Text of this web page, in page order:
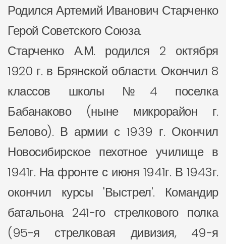
Родился Артемий Иванович Старченко
Герой Советского Союза.
Старченко А.М. родился 2 октября
1920 г. в Брянской области. Окончил 8
классов школы №4 поселка
Бабанаково (ныне микрорайон г.
Белово). В армии с 1939 г. Окончил
Новосибирское пехотное училище в
1941г. На фронте с июня 1941г. В 1943г.
окончил курсы 'Выстрел'. Командир
батальона 241-го стрелкового полка
(95-я стрелковая дивизия, 49-я